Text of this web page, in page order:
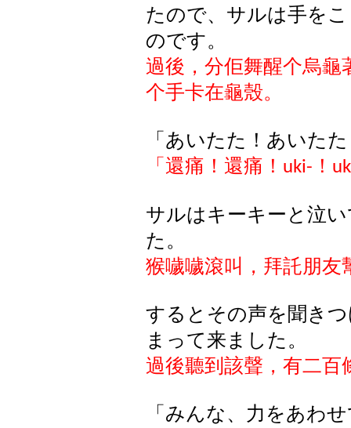
たので、 サルは手を
のです。
過後，分佢舞醒个烏龜
个手卡在龜殼。
「あいたた！あいた
「還痛！還痛！ uki- ！
サルはキーキーと泣
た。
猴噦噦滾叫 ，拜託朋友
するとその声を聞 き
まって来 ました 。
過後聽到該聲，有二百
「みんな、力をあわ